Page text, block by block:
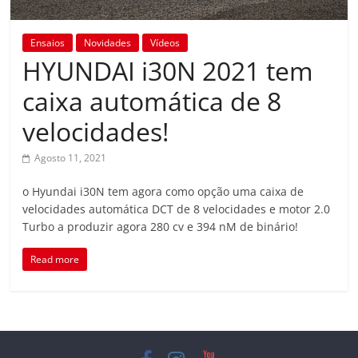
Ensaios Novidades Vídeos
HYUNDAI i30N 2021 tem
caixa automática de 8
velocidades!
Agosto 11, 2021
o Hyundai i30N tem agora como opção uma caixa de
velocidades automática DCT de 8 velocidades e motor 2.0
Turbo a produzir agora 280 cv e 394 nM de binário!
Read more